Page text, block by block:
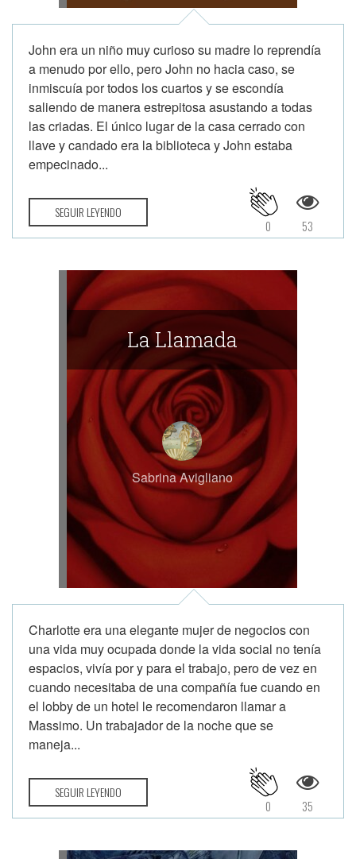
John era un niño muy curioso su madre lo reprendía
a menudo por ello, pero John no hacia caso, se
inmiscuía por todos los cuartos y se escondía
saliendo de manera estrepitosa asustando a todas
las criadas. El único lugar de la casa cerrado con
llave y candado era la biblioteca y John estaba
empecinado...
SEGUIR LEYENDO
53
0
La Llamada
Sabrina Avigliano
Charlotte era una elegante mujer de negocios con
una vida muy ocupada donde la vida social no tenía
espacios, vivía por y para el trabajo, pero de vez en
cuando necesitaba de una compañía fue cuando en
el lobby de un hotel le recomendaron llamar a
Massimo. Un trabajador de la noche que se
maneja...
SEGUIR LEYENDO
35
0